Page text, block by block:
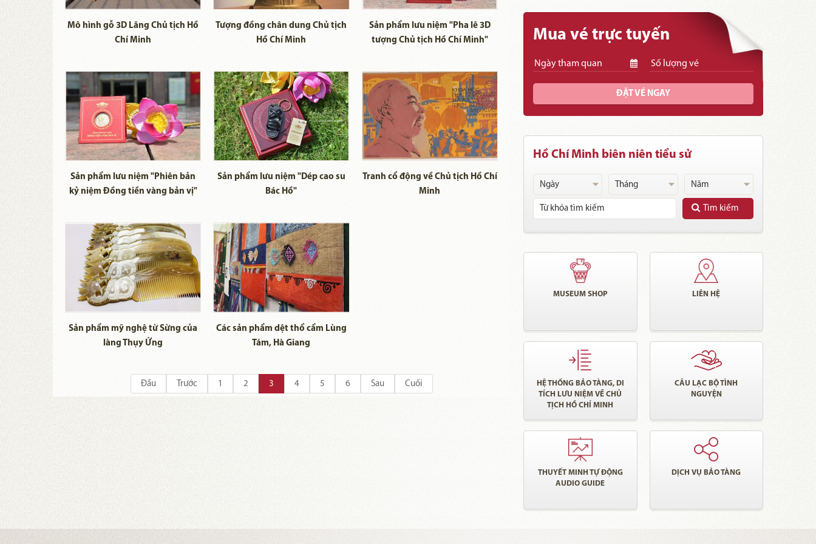
Mô hình gỗ 3D Lăng Chủ tịch Hồ
Chí Minh
Tượng đồng chân dung Chủ tịch
Hồ Chí Minh
Sản phẩm lưu niệm "Pha lê 3D
tượng Chủ tịch Hồ Chí Minh"
Sản phẩm lưu niệm "Phiên bản
kỷ niệm Đồng tiền vàng bản vị"
Sản phẩm lưu niệm "Dép cao su
Bác Hồ"
Tranh cổ động về Chủ tịch Hồ Chí
Minh
Sản phẩm mỹ nghệ từ Sừng của
làng Thụy Ứng
Các sản phẩm dệt thổ cẩm Lùng
Tám, Hà Giang
Đầu Trước 1 2 3 4 5 6 Sau Cuối
Mua vé trực tuyến
ĐẶT VÉ NGAY
Hồ Chí Minh biên niên tiểu sử
Tìm kiếm
MUSEUM SHOP LIÊN HỆ
HỆ THỐNG BẢO TÀNG, DI
TÍCH LƯU NIỆM VỀ CHỦ
TỊCH HỒ CHÍ MINH
CÂU LẠC BỘ TÌNH
NGUYỆN
THUYẾT MINH TỰ ĐỘNG
AUDIO GUIDE
DỊCH VỤ BẢO TÀNG